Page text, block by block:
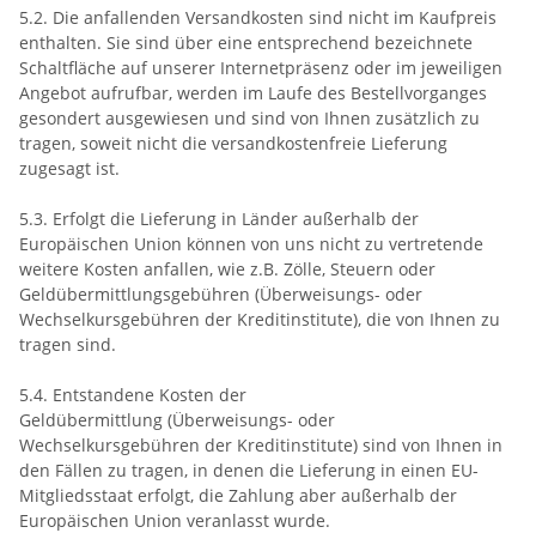
5.2. Die anfallenden Versandkosten sind nicht im Kaufpreis
enthalten. Sie sind über eine entsprechend bezeichnete
Schaltfläche auf unserer Internetpräsenz oder im jeweiligen
Angebot aufrufbar, werden im Laufe des Bestellvorganges
gesondert ausgewiesen und sind von Ihnen zusätzlich zu
tragen, soweit nicht die versandkostenfreie Lieferung
zugesagt ist.
5.3. Erfolgt die Lieferung in Länder außerhalb der
Europäischen Union können von uns nicht zu vertretende
weitere Kosten anfallen, wie z.B. Zölle, Steuern oder
Geldübermittlungsgebühren (Überweisungs- oder
Wechselkursgebühren der Kreditinstitute), die von Ihnen zu
tragen sind.
5.4. Entstandene Kosten der
Geldübermittlung (Überweisungs- oder
Wechselkursgebühren der Kreditinstitute) sind von Ihnen in
den Fällen zu tragen, in denen die Lieferung in einen EU-
Mitgliedsstaat erfolgt, die Zahlung aber außerhalb der
Europäischen Union veranlasst wurde.